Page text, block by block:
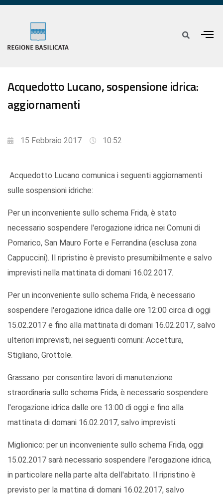
Acquedotto Lucano, sospensione idrica:
aggiornamenti
15 Febbraio 2017 10:52
Acquedotto Lucano comunica i seguenti aggiornamenti
sulle sospensioni idriche:
Per un inconveniente sullo schema Frida, è stato
necessario sospendere l'erogazione idrica nei Comuni di
Pomarico, San Mauro Forte e Ferrandina (esclusa zona
Cappuccini). Il ripristino è previsto presumibilmente e salvo
imprevisti nella mattinata di domani 16.02.2017.
Per un inconveniente sullo schema Frida, è necessario
sospendere l'erogazione idrica dalle ore 12:00 circa di oggi
15.02.2017 e fino alla mattinata di domani 16.02.2017, salvo
ulteriori imprevisti, nei seguenti comuni: Accettura,
Stigliano, Grottole.
Grassano: per consentire lavori di manutenzione
straordinaria sullo schema Frida, è necessario sospendere
l'erogazione idrica dalle ore 13:00 di oggi e fino alla
mattinata di domani 16.02.2017, salvo imprevisti.
Miglionico: per un inconveniente sullo schema Frida, oggi
15.02.2017 sarà necessario sospendere l'erogazione idrica,
in particolare nella parte alta dell'abitato. Il ripristino è
previsto per la mattina di domani 16.02.2017, salvo